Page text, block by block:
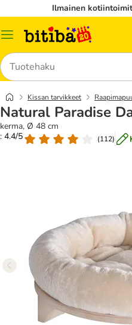
Ilmainen
Katalogivalikko
Hae
Kissan tarvikkeet
Natural Paradise
kerma, Ø 48 cm
: 4.4/5
(112)